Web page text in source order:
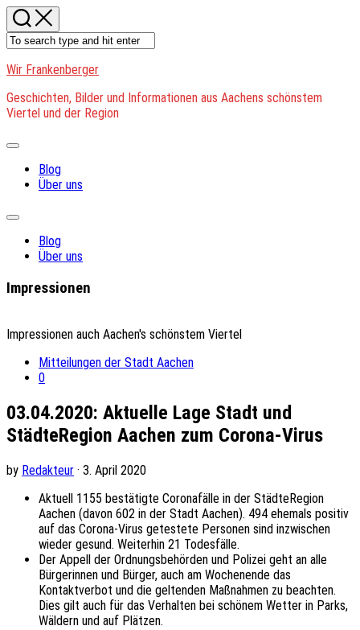
Skip
to
content
Wir Frankenberger
Geschichten, Bilder und Informationen aus Aachens schönstem
Viertel und der Region
Expand
Blog
Über uns
Expand
Blog
Über uns
Impressionen
Impressionen auch Aachen's schönstem Viertel
Mitteilungen der Stadt Aachen
0
03.04.2020: Aktuelle Lage Stadt und
StädteRegion Aachen zum Corona-Virus
by Redakteur · 3. April 2020
Aktuell 1155 bestätigte Coronafälle in der StädteRegion
Aachen (davon 602 in der Stadt Aachen). 494 ehemals positiv
auf das Corona-Virus getestete Personen sind inzwischen
wieder gesund. Weiterhin 21 Todesfälle.
Der Appell der Ordnungsbehörden und Polizei geht an alle
Bürgerinnen und Bürger, auch am Wochenende das
Kontaktverbot und die geltenden Maßnahmen zu beachten.
Dies gilt auch für das Verhalten bei schönem Wetter in Parks,
Wäldern und auf Plätzen.